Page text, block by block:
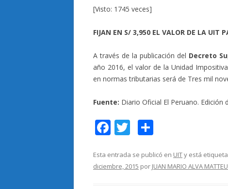
[Visto: 1745 veces]
FIJAN EN S/ 3,950 EL VALOR DE LA UIT
A través de la publicación del Decreto
año 2016, el valor de la Unidad
en normas tributarias será de Tres mil
Fuente: Diario Oficial El Peruano. Edición
F
e
b
T
itt
er
m
p
Esta entrada se publicó en UITy está
diciembre, 2015 por JUAN MARIO ALVA